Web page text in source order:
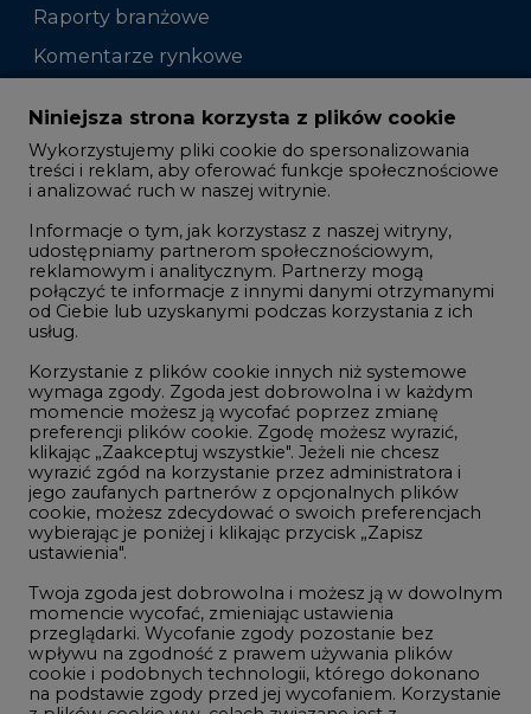
Raporty branżowe
Komentarze rynkowe
Zmiany kadrowe na rynku
Studio CIRE
Rozmowy o energetyce
Gospodarka
Geopolityka
LTE450
Innowacje i AI
Telekomunikacja i IT
Handel emisjami CO2
Wodór
Górnictwo
Atom
Fotowoltaika
Niniejsza strona korzysta z plików cookie
Wykorzystujemy pliki cookie do spersonalizowania
treści i reklam, aby oferować funkcje społecznościowe
i analizować ruch w naszej witrynie.
Informacje o tym, jak korzystasz z naszej witryny,
udostępniamy partnerom społecznościowym,
reklamowym i analitycznym. Partnerzy mogą
połączyć te informacje z innymi danymi otrzymanymi
od Ciebie lub uzyskanymi podczas korzystania z ich
usług.
Korzystanie z plików cookie innych niż systemowe
wymaga zgody. Zgoda jest dobrowolna i w każdym
momencie możesz ją wycofać poprzez zmianę
preferencji plików cookie. Zgodę możesz wyrazić,
klikając „Zaakceptuj wszystkie". Jeżeli nie chcesz
wyrazić zgód na korzystanie przez administratora i
jego zaufanych partnerów z opcjonalnych plików
cookie, możesz zdecydować o swoich preferencjach
wybierając je poniżej i klikając przycisk „Zapisz
ustawienia".
Twoja zgoda jest dobrowolna i możesz ją w dowolnym
momencie wycofać, zmieniając ustawienia
przeglądarki. Wycofanie zgody pozostanie bez
wpływu na zgodność z prawem używania plików
cookie i podobnych technologii, którego dokonano
na podstawie zgody przed jej wycofaniem. Korzystanie